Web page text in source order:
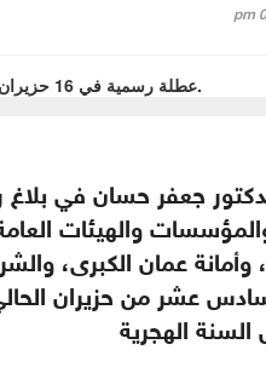
جعفر حسان في
والهيئات
وأمانة عمان الكبرى،
الهجرية